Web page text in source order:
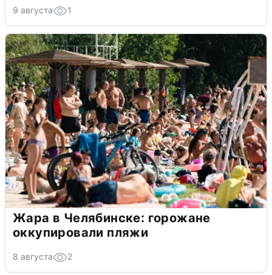
9 августа 1
Жара в Челябинске: горожане
оккупировали пляжи
8 августа 2